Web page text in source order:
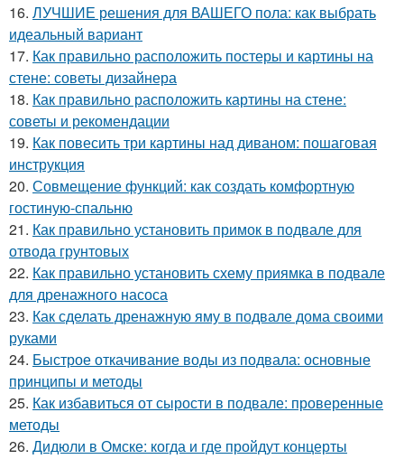
16. ЛУЧШИЕ решения для ВАШЕГО пола: как выбрать
идеальный вариант
17. Как правильно расположить постеры и картины на
стене: советы дизайнера
18. Как правильно расположить картины на стене:
советы и рекомендации
19. Как повесить три картины над диваном: пошаговая
инструкция
20. Совмещение функций: как создать комфортную
гостиную-спальню
21. Как правильно установить примок в подвале для
отвода грунтовых
22. Как правильно установить схему приямка в подвале
для дренажного насоса
23. Как сделать дренажную яму в подвале дома своими
руками
24. Быстрое откачивание воды из подвала: основные
принципы и методы
25. Как избавиться от сырости в подвале: проверенные
методы
26. Дидюли в Омске: когда и где пройдут концерты